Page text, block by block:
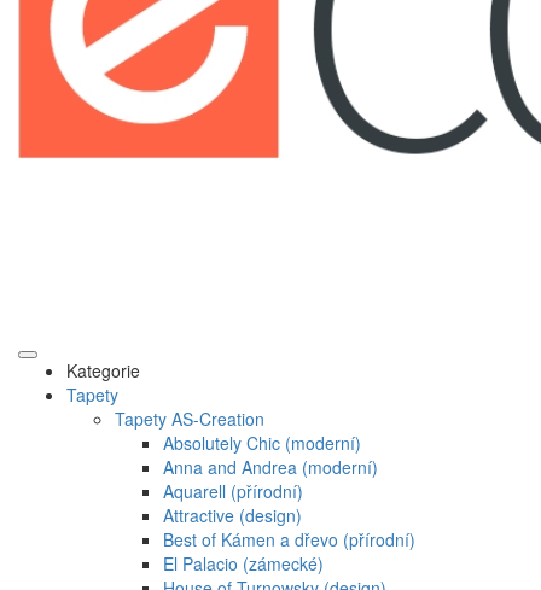
Kategorie
Tapety
Tapety AS-Creation
Absolutely Chic (moderní)
Anna and Andrea (moderní)
Aquarell (přírodní)
Attractive (design)
Best of Kámen a dřevo (přírodní)
El Palacio (zámecké)